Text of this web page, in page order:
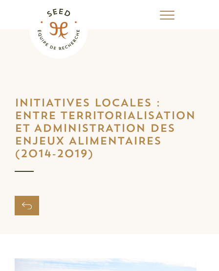
INITIATIVES LOCALES :
ENTRE TERRITORIALISATION
ET ADMINISTRATION DES
ENJEUX ALIMENTAIRES
(2014-2019)